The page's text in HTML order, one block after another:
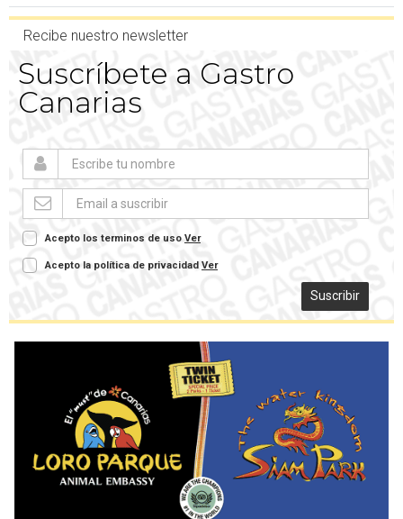
Recibe nuestro newsletter
Suscríbete a Gastro
Canarias
Acepto los terminos de uso Ver
Acepto la política de privacidad Ver
Suscribir